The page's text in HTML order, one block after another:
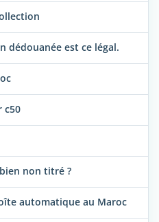
dédouanée est ce légal.
c50
non titré ?
automatique au Maroc